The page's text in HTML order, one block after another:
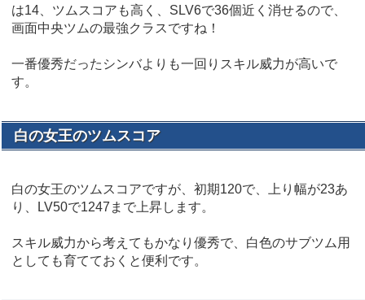
は14、ツムスコアも高く、SLV6で36個近く消せるので、
画面中央ツムの最強クラスですね！
一番優秀だったシンバよりも一回りスキル威力が高いで
す。
白の女王のツムスコア
白の女王のツムスコアですが、初期120で、上り幅が23あ
り、LV50で1247まで上昇します。
スキル威力から考えてもかなり優秀で、白色のサブツム用
としても育てておくと便利です。